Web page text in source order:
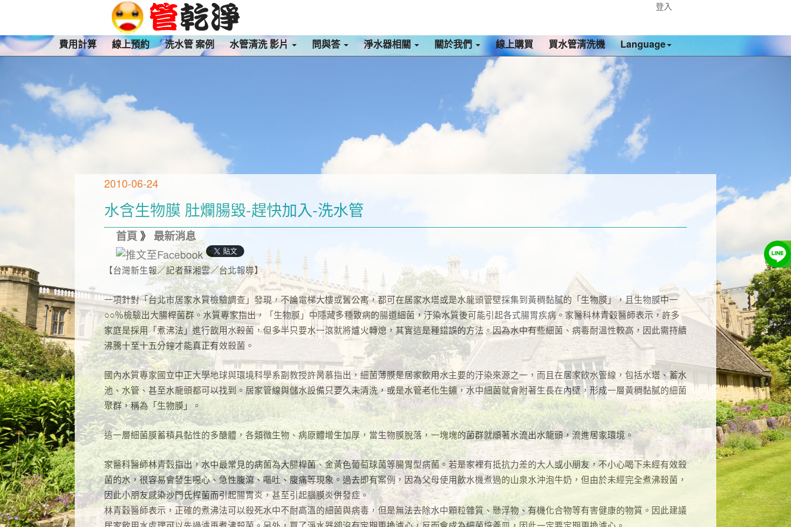
登入
費用計算 線上預約 洗水管 案例 水管清洗 影片 問與答 淨水器相關 關於我們 線上購買 買水管清洗機 Language
2010-06-24
水含生物膜 肚爛腸毀-趕快加入-洗水管
首頁 》 最新消息
【台灣新生報／記者蘇湘雲／台北報導】
一項針對「台北市居家水質檢驗調查」發現，不論電梯大樓或舊公寓，都可在居家水塔或是水龍頭管壁採集到黃稠黏膩的「生物膜」，且生物膜中一
○○％檢驗出大腸桿菌群。水質專家指出，「生物膜」中隱藏多種致病的腸道細菌，汙染水質後可能引起各式腸胃疾病。家醫科林青穀醫師表示，許多
家庭是採用「煮沸法」進行飲用水殺菌，但多半只要水一滾就將爐火轉熄，其實這是種錯誤的方法。因為水中有些細菌、病毒耐溫性較高，因此需持續
沸騰十至十五分鐘才能真正有效殺菌。
國內水質專家國立中正大學地球與環境科學系副教授許昺慕指出，細菌薄膜是居家飲用水主要的汙染來源之一，而且在居家飲水管線，包括水塔、蓄水
池、水管、甚至水龍頭都可以找到。居家管線與儲水設備只要久未清洗，或是水管老化生鏽，水中細菌就會附著生長在內壁，形成一層黃稠黏膩的細菌
聚群，稱為「生物膜」。
這一層細菌膜蓄積具黏性的多醣體，各類微生物、病原體增生加厚，當生物膜脫落，一塊塊的菌群就順著水流出水龍頭，流進居家環境。
家醫科醫師林青穀指出，水中最常見的病菌為大腸桿菌、金黃色葡萄球菌等腸胃型病菌。若是家裡有抵抗力差的大人或小朋友，不小心喝下未經有效殺
菌的水，很容易會發生噁心、急性腹瀉、嘔吐、腹痛等現象。過去即有案例，因為父母使用飲水機煮過的山泉水沖泡牛奶，但由於未經完全煮沸殺菌，
因此小朋友感染沙門氏桿菌而引起腸胃炎，甚至引起腦膜炎併發症。
林青穀醫師表示，正確的煮沸法可以殺死水中不耐高溫的細菌與病毒，但是無法去除水中顆粒雜質、懸浮物、有機化合物等有害健康的物質。因此建議